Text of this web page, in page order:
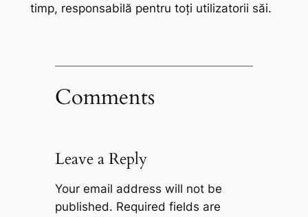
timp, responsabilă pentru toți utilizatorii săi.
Comments
Leave a Reply
Your email address will not be
published. Required fields are